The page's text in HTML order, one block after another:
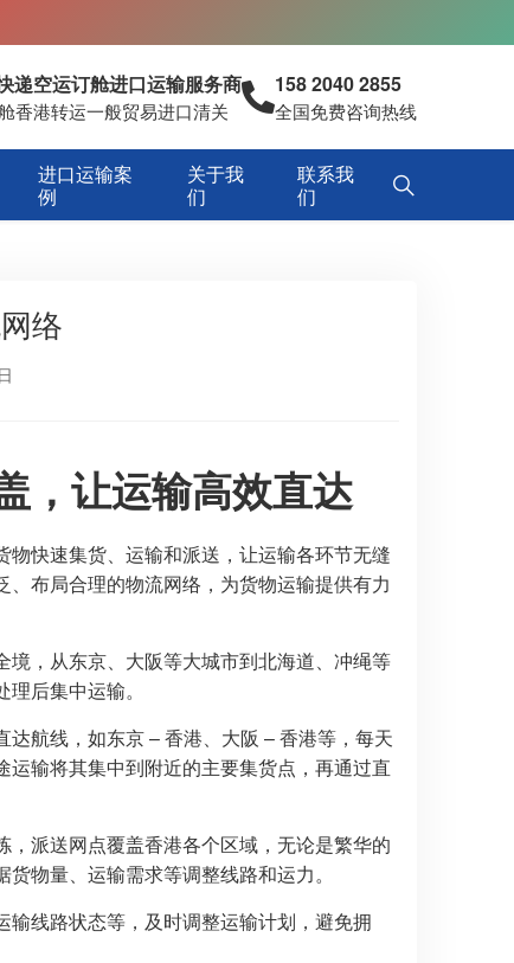
递空运订舱进口运输服务商
香港转运一般贸易进口清关
158 2040 2855
全国免费咨询热线
进口运输案
例
关于我
们
联系我
们
络
，让运输高效直达
快速集货、运输和派送，让运输各环节无缝
布局合理的物流网络，为货物运输提供有力
境，从东京、大阪等大城市到北海道、冲绳等
后集中运输。
航线，如东京 – 香港、大阪 – 香港等，每天
输将其集中到附近的主要集货点，再通过直
派送网点覆盖香港各个区域，无论是繁华的
物量、运输需求等调整线路和运力。
线路状态等，及时调整运输计划，避免拥